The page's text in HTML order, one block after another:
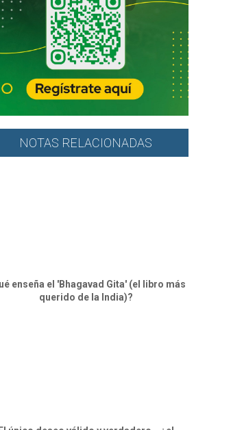
NOTAS RELACIONADAS
enseña el 'Bhagavad Gita' (el libro más
querido de la India)?